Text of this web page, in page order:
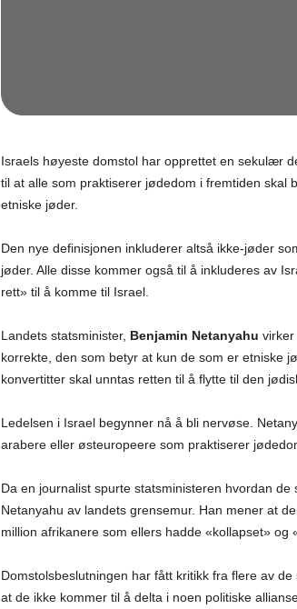
Israels høyeste domstol har opprettet en sekulær
til at alle som praktiserer jødedom i fremtiden
etniske jøder.
Den nye definisjonen inkluderer altså ikke-jøder
jøder. Alle disse kommer også til å inkluderes av
rett» til å komme til Israel.
Landets statsminister, Benjamin Netanyahu
korrekte, den som betyr at kun de som er etniske
konvertitter skal unntas retten til å flytte til den
Ledelsen i Israel begynner nå å bli nervøse.
arabere eller østeuropeere som praktiserer
Da en journalist spurte statsministeren hvordan
Netanyahu av landets grensemur. Han mener at
million afrikanere som ellers hadde «kollapset» og
Domstolsbeslutningen har fått kritikk fra flere av
at de ikke kommer til å delta i noen politiske